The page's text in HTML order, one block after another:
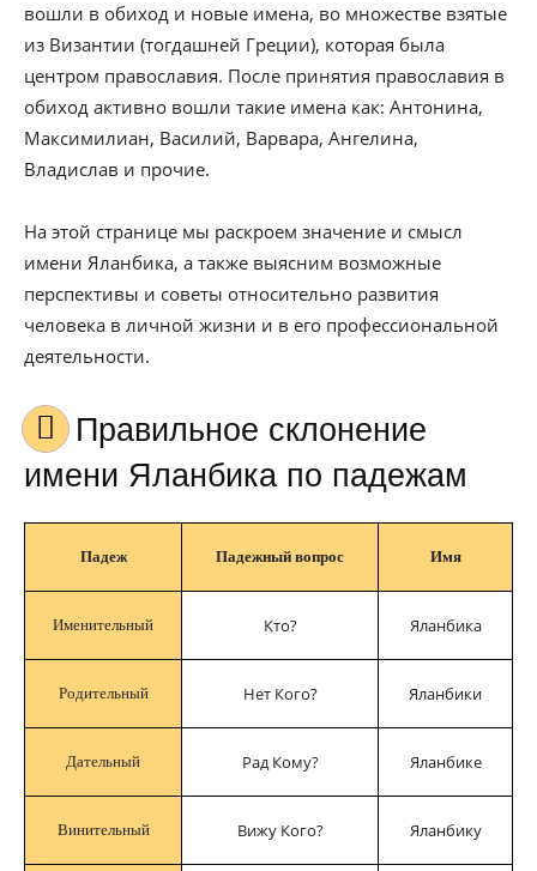
вошли в обиход и новые имена, во множестве взятые
из Византии (тогдашней Греции), которая была
центром православия. После принятия православия в
обиход активно вошли такие имена как: Антонина,
Максимилиан, Василий, Варвара, Ангелина,
Владислав и прочие.
На этой странице мы раскроем значение и смысл
имени Яланбика, а также выясним возможные
перспективы и советы относительно развития
человека в личной жизни и в его профессиональной
деятельности.
Правильное склонение
имени Яланбика по падежам
Падеж Падежный вопрос Имя
Именительный Кто? Яланбика
Родительный Нет Кого? Яланбики
Дательный Рад Кому? Яланбике
Винительный Вижу Кого? Яланбику